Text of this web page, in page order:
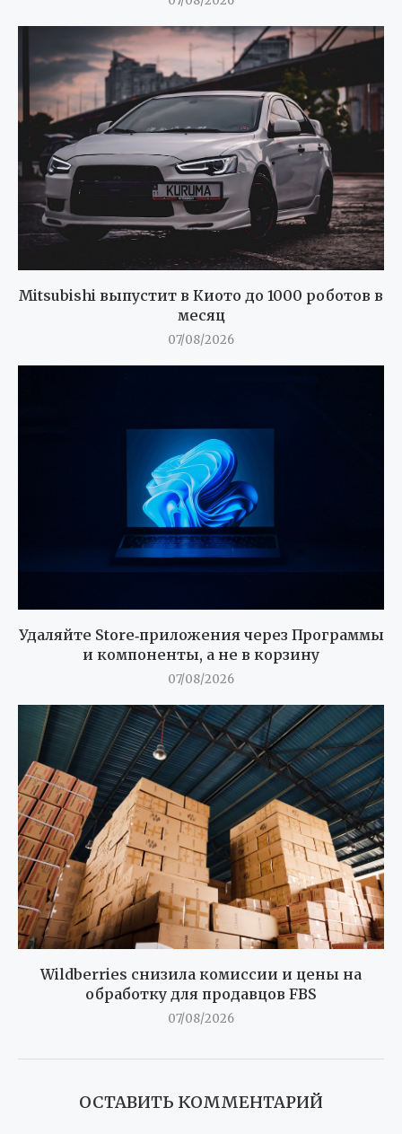
Mitsubishi выпустит в Киото до 1000 роботов в
месяц
07/08/2026
Удаляйте Store‑приложения через Программы
и компоненты, а не в корзину
07/08/2026
Wildberries снизила комиссии и цены на
обработку для продавцов FBS
07/08/2026
ОСТАВИТЬ КОММЕНТАРИЙ